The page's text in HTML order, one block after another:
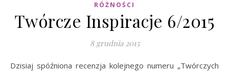
RÓŻNOŚCI
Twórcze Inspiracje 6/2015
8 grudnia 2015
Dzisiaj spóźniona recenzja kolejnego numeru „Twórczych